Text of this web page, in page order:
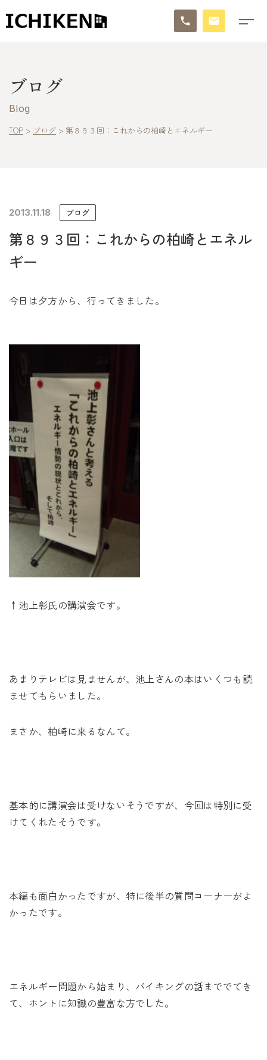
ブログ
モデルハウス
太陽に素直な家
未来に住み継ぐ平屋
会社情報
Tel. 0257-27-2157
ブログ
Blog
TOP > ブログ > 第８９３回：これからの柏崎とエネルギー
2013.11.18 ブログ
第８９３回：これからの柏崎とエネル
ギー
今日は夕方から、行ってきました。
↑池上彰氏の講演会です。
あまりテレビは見ませんが、池上さんの本はいくつも読
ませてもらいました。
まさか、柏崎に来るなんて。
基本的に講演会は受けないそうですが、今回は特別に受
けてくれたそうです。
本編も面白かったですが、特に後半の質問コーナーがよ
かったです。
エネルギー問題から始まり、バイキングの話まででてき
て、ホントに知識の豊富な方でした。